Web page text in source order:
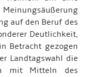
auf den Beruf des
Deutlichkeit,
Betracht gezogen
Landtagswahl die
mit Mitteln des